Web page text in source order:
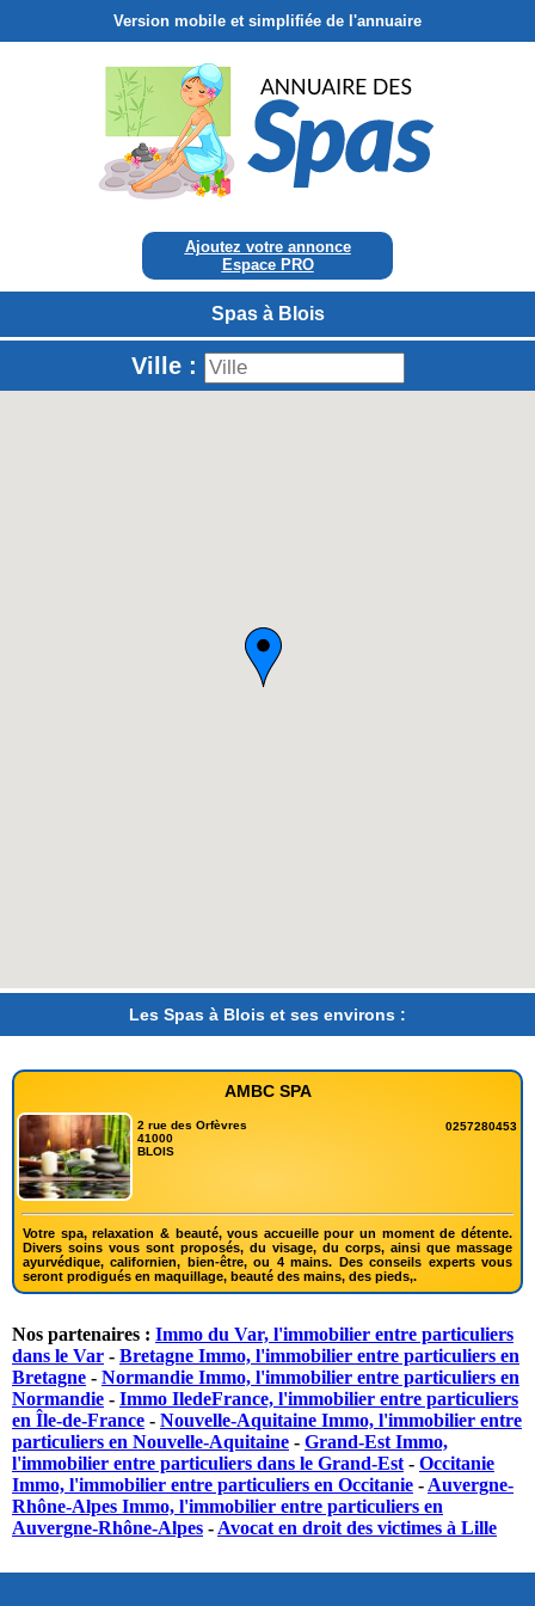
Version mobile et simplifiée de l'annuaire
Ajoutez votre annonce
Espace PRO
Spas à Blois
Ville :
Les Spas à Blois et ses environs :
AMBC SPA
2 rue des Orfèvres
41000
BLOIS
0257280453
Votre spa, relaxation & beauté, vous accueille pour un moment de détente.
Divers soins vous sont proposés, du visage, du corps, ainsi que massage
ayurvédique, californien, bien-être, ou 4 mains. Des conseils experts vous
seront prodigués en maquillage, beauté des mains, des pieds,.
Nos partenaires : Immo du Var, l'immobilier entre particuliers
dans le Var - Bretagne Immo, l'immobilier entre particuliers en
Bretagne - Normandie Immo, l'immobilier entre particuliers en
Normandie - Immo IledeFrance, l'immobilier entre particuliers
en Île-de-France - Nouvelle-Aquitaine Immo, l'immobilier entre
particuliers en Nouvelle-Aquitaine - Grand-Est Immo,
l'immobilier entre particuliers dans le Grand-Est - Occitanie
Immo, l'immobilier entre particuliers en Occitanie - Auvergne-
Rhône-Alpes Immo, l'immobilier entre particuliers en
Auvergne-Rhône-Alpes - Avocat en droit des victimes à Lille